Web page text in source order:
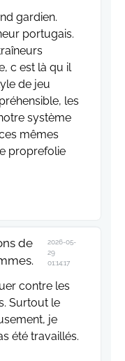
gardien.
portugais.
c est là qu il
de jeu
les
système
mêmes
proprefolie
de
2026-05-
29
01:14:17
contre les
Surtout le
je
été travaillés.